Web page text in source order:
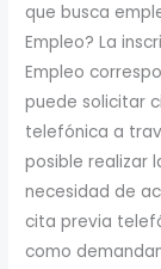
que busca
Empleo? La
Empleo
puede solicitar
telefónica a
posible realizar
necesidad de
cita previa
como